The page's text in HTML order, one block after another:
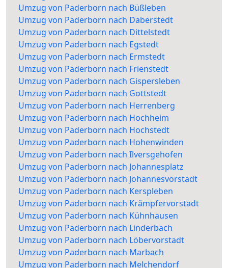
Umzug von Paderborn nach Büßleben
Umzug von Paderborn nach Daberstedt
Umzug von Paderborn nach Dittelstedt
Umzug von Paderborn nach Egstedt
Umzug von Paderborn nach Ermstedt
Umzug von Paderborn nach Frienstedt
Umzug von Paderborn nach Gispersleben
Umzug von Paderborn nach Gottstedt
Umzug von Paderborn nach Herrenberg
Umzug von Paderborn nach Hochheim
Umzug von Paderborn nach Hochstedt
Umzug von Paderborn nach Hohenwinden
Umzug von Paderborn nach Ilversgehofen
Umzug von Paderborn nach Johannesplatz
Umzug von Paderborn nach Johannesvorstadt
Umzug von Paderborn nach Kerspleben
Umzug von Paderborn nach Krämpfervorstadt
Umzug von Paderborn nach Kühnhausen
Umzug von Paderborn nach Linderbach
Umzug von Paderborn nach Löbervorstadt
Umzug von Paderborn nach Marbach
Umzug von Paderborn nach Melchendorf